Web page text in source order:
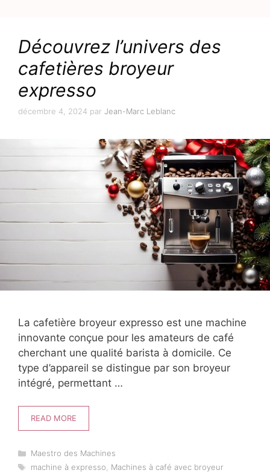
Découvrez l’univers des
cafetières broyeur
expresso
décembre 4, 2024 par Jean-Marc Leblanc
La cafetière broyeur expresso est une machine
innovante conçue pour les amateurs de café
cherchant une qualité barista à domicile. Ce
type d’appareil se distingue par son broyeur
intégré, permettant …
READ MORE
Catégories
Maestro des Machines
Étiquettes
machine à expresso
Machines à café avec broyeur